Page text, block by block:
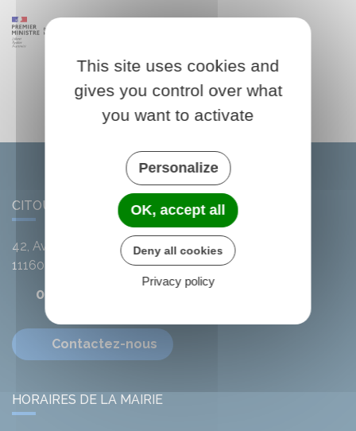
CITOU
42, Avenue de l'Argent-Double
11160
04 68 78 01 41
Contactez-nous
HORAIRES DE LA MAIRIE
This site uses cookies and
gives you control over what
you want to activate
Personalize
OK, accept all
Deny all cookies
Privacy policy